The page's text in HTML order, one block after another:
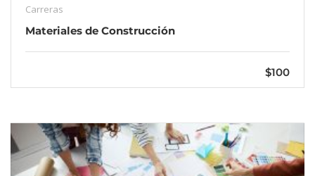
Carreras
Materiales de Construcción
$100